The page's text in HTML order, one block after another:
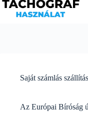
Saját számlás
Az Európai Bíróság